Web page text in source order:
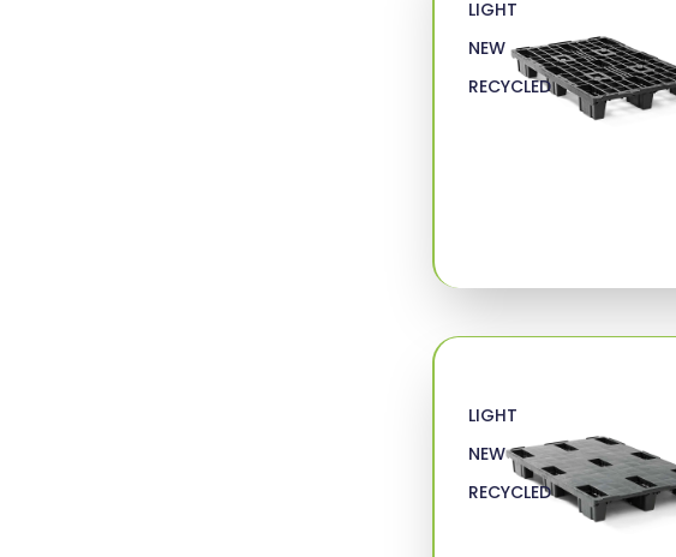
LIGHT
NEW
RECYCLED
LIGHT
NEW
RECYCLED